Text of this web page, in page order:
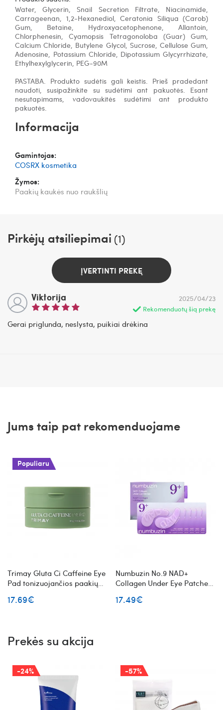
Water, Glycerin, Snail Secretion Filtrate, Niacinamide,
Carrageenan, 1,2-Hexanediol, Ceratonia Siliqua (Carob)
Gum, Betaine, Hydroxyacetophenone, Allantoin,
Chlorphenesin, Cyamopsis Tetragonoloba (Guar) Gum,
Calcium Chloride, Butylene Glycol, Sucrose, Cellulose Gum,
Adenosine, Potassium Chloride, Dipotassium Glycyrrhizate,
Ethylhexylglycerin, PEG-90M
PASTABA. Produkto sudėtis gali keistis. Prieš pradedant
naudoti, susipažinkite su sudėtimi ant pakuotės. Esant
nesutapimams, vadovaukitės sudėtimi ant produkto
pakuotės.
Informacija
Gamintojas:
COSRX kosmetika
Žymos:
Paakių kaukės nuo raukšlių
Pirkėjų atsiliepimai (1)
ĮVERTINTI PREKĘ
Viktorija
Rekomenduotų šią prekę
2025/04/23
Gerai priglunda, neslysta, puikiai drėkina
Jums taip pat rekomenduojame
Populiaru
Trimay Gluta Ci Caffeine Eye
Pad tonizuojančios paakių
17.69€
Numbuzin No.9 NAD+
Collagen Under Eye Patches
17.49€
Prekės su akcija
-24% -57%